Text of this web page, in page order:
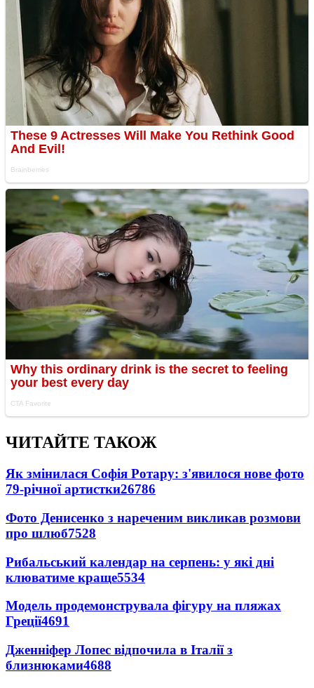
ЧИТАЙТЕ ТАКОЖ
Як змінилася Софія Ротару: з'явилося нове фото
79-річної артистки26786
Фото Денисенко з нареченим викликав розмови
про шлюб7528
Рибальський календар на серпень: у які дні
клюватиме краще5534
Модель продемонструвала фігуру на пляжах
Греції4691
Дженніфер Лопес відпочила в Італії з
близнюками4688